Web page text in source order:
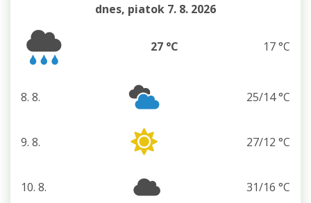
dnes, piatok 7. 8. 2026
27 °C 17 °C
sobota
8. 8. 25/14 °C
nedeľa
9. 8. 27/12 °C
pondelok
10. 8. 31/16 °C